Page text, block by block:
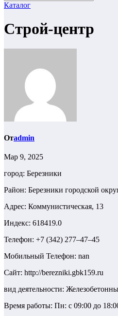
Каталог
Строй-центр
Отadmin
Мар 9, 2025
город: Березники
Район: Березники городской
Адрес: Коммунистическая, 13
Индекс: 618419.0
Телефон: +7 (342) 277‒47‒45
Мобильный Телефон: nan
Сайт: http://berezniki.gbk159.ru
вид деятельности:
Время работы: Пн: с 09:00 до